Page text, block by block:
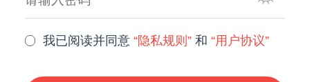
我已阅读并同意“隐私规则” 和“用户协议”